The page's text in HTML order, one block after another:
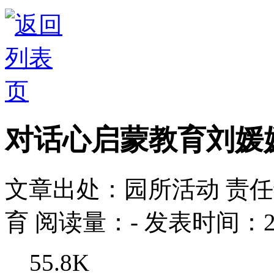
对话心启蒙教育刘媛
文章出处：园所活动 责
育 阅读量： - 发表时间：
55.8K